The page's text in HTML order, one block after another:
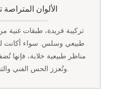
الألوان المتراصة
تركيبة فريدة، طبقات غنية من
طبيعي وسلس. سواء أكانت
مناظر طبيعية خلابة، فإنها
وتُعزز الحس الفني والتسلسل الهرمي للعمل.